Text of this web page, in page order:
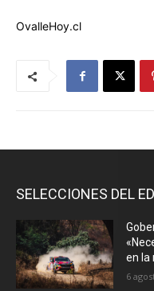
OvalleHoy.cl
SELECCIONES DEL
en la
6